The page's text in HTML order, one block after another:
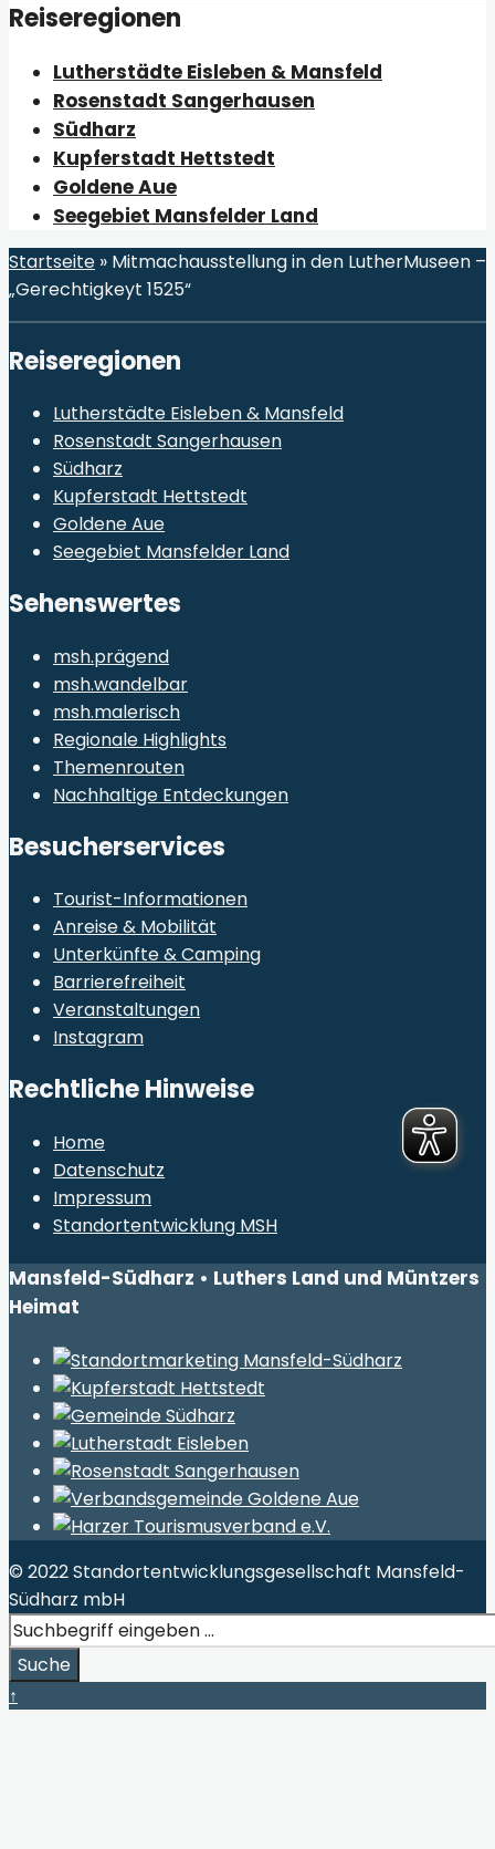
Reiseregionen
Lutherstädte Eisleben & Mansfeld
Rosenstadt Sangerhausen
Südharz
Kupferstadt Hettstedt
Goldene Aue
Seegebiet Mansfelder Land
Startseite » Mitmachausstellung in den LutherMuseen –
„Gerechtigkeyt 1525“
Reiseregionen
Lutherstädte Eisleben & Mansfeld
Rosenstadt Sangerhausen
Südharz
Kupferstadt Hettstedt
Goldene Aue
Seegebiet Mansfelder Land
Sehenswertes
msh.prägend
msh.wandelbar
msh.malerisch
Regionale Highlights
Themenrouten
Nachhaltige Entdeckungen
Besucherservices
Tourist-Informationen
Anreise & Mobilität
Unterkünfte & Camping
Barrierefreiheit
Veranstaltungen
Instagram
Rechtliche Hinweise
Home
Datenschutz
Impressum
Standortentwicklung MSH
Mansfeld-Südharz • Luthers Land und Müntzers
Heimat
© 2022 Standortentwicklungsgesellschaft Mansfeld-
Südharz mbH
Search
for:
Suche
Close
↑